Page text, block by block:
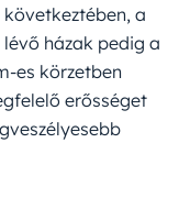
a
házak pedig a
es körzetben
erősséget